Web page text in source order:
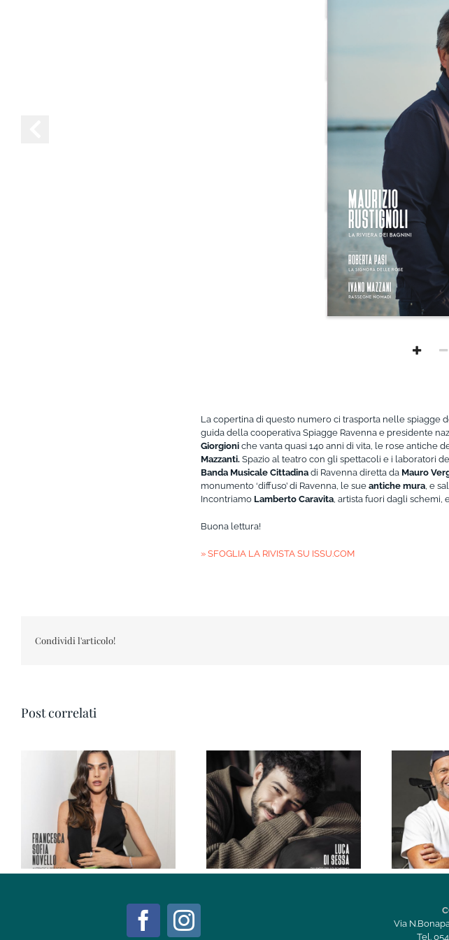
MAURIZIO
RUSTIGNOLI
LA RIVIERA DEI BAGNINI
ROBERTA PASI
LA SIGNORA DELLE ROSE
IVANO MAZZANI
RASSEGNE NOMADI
La copertina di questo numero ci trasporta nelle spiagge
guida della cooperativa Spiagge Ravenna e presidente
Giorgioniche vanta quasi 140 anni di vita, le rose antiche
Mazzanti.Spazio al teatro con gli spettacoli e i laboratori
Banda Musicale Cittadinadi Ravenna diretta da Mauro
monumento ‘diffuso’ di Ravenna, le sue antiche mura, e
Incontriamo Lamberto Caravita, artista fuori dagli schemi,
Buona lettura!
» SFOGLIA LA RIVISTA SU ISSU.COM
Condividi l'articolo!
Post correlati
Pesaro IN Magazine 01 2026 Ravenna IN Magazine 3/2026 Forlì
Via
Tel.